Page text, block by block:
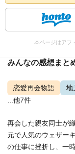
本ページはアフ
みんなの感想まと
恋愛再会物語 地
...他7件
再会した親友同士が
元で人気のウェザー
の仕事に挫折し、一